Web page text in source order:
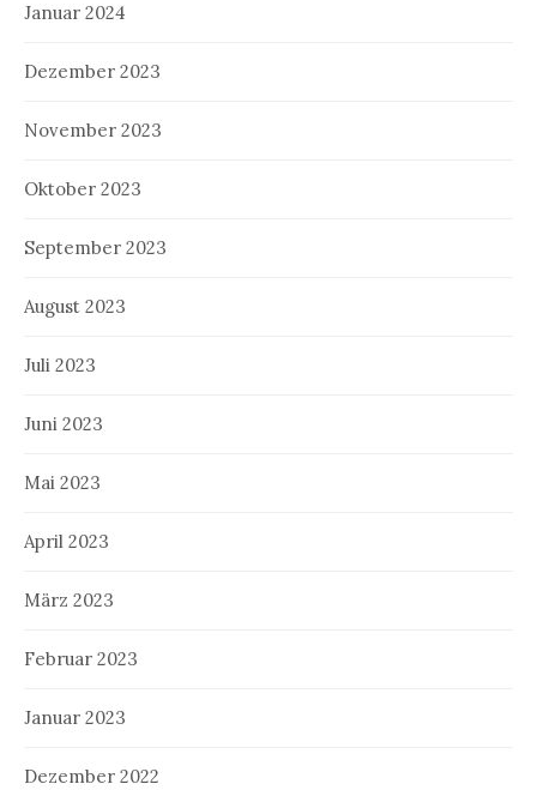
Januar 2024
Dezember 2023
November 2023
Oktober 2023
September 2023
August 2023
Juli 2023
Juni 2023
Mai 2023
April 2023
März 2023
Februar 2023
Januar 2023
Dezember 2022